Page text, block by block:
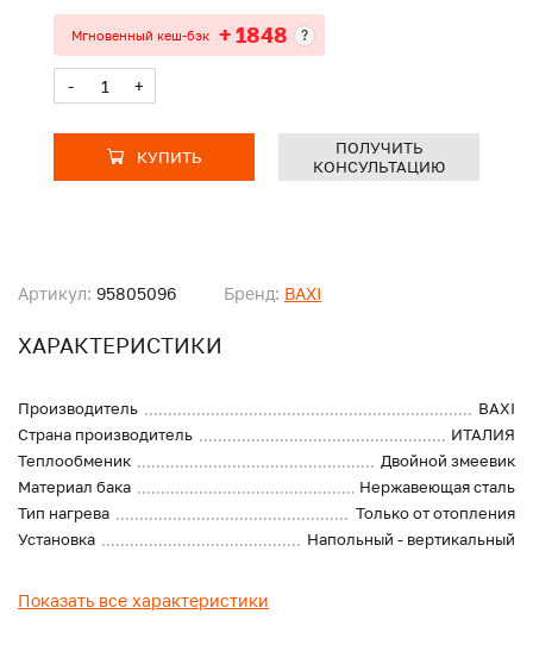
Артикул: 95805096 Бренд: BAXI
ХАРАКТЕРИСТИКИ
Производитель
BAXI
Страна производитель
ИТАЛИЯ
Теплообменик
Двойной змеевик
Материал бака
Нержавеющая сталь
Тип нагрева
Только от отопления
Установка
Напольный - вертикальный
Показать все характеристики
Мгновенный кеш-бэк + 1848 ?
- +
КУПИТЬ
ПОЛУЧИТЬ
КОНСУЛЬТАЦИЮ